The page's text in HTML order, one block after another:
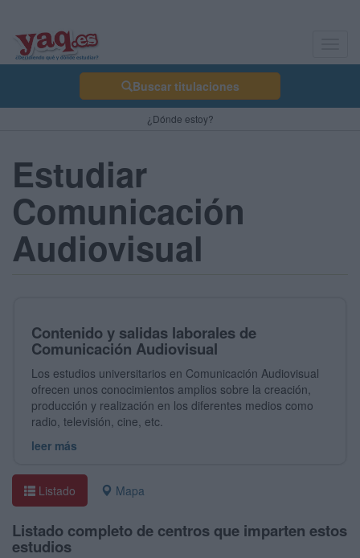
Buscar titulaciones
¿Dónde estoy?
Estudiar
Comunicación
Audiovisual
Contenido y salidas laborales de
Comunicación Audiovisual
Los estudios universitarios en Comunicación Audiovisual
ofrecen unos conocimientos amplios sobre la creación,
producción y realización en los diferentes medios como
radio, televisión, cine, etc.
leer más
Listado Mapa
Listado completo de centros que imparten estos
estudios